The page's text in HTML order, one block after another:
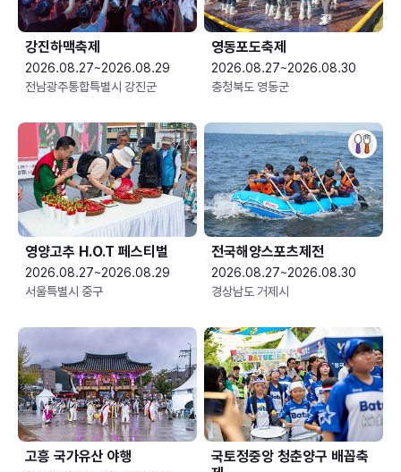
강진하맥축제
2026.08.27~2026.08.29
전남광주통합특별시 강진군
영동포도축제
2026.08.27~2026.08.30
충청북도 영동군
영양고추 H.O.T 페스티벌
2026.08.27~2026.08.29
서울특별시 중구
전국해양스포츠제전
2026.08.27~2026.08.30
경상남도 거제시
고흥 국가유산 야행
국토정중앙 청춘양구 배꼽축